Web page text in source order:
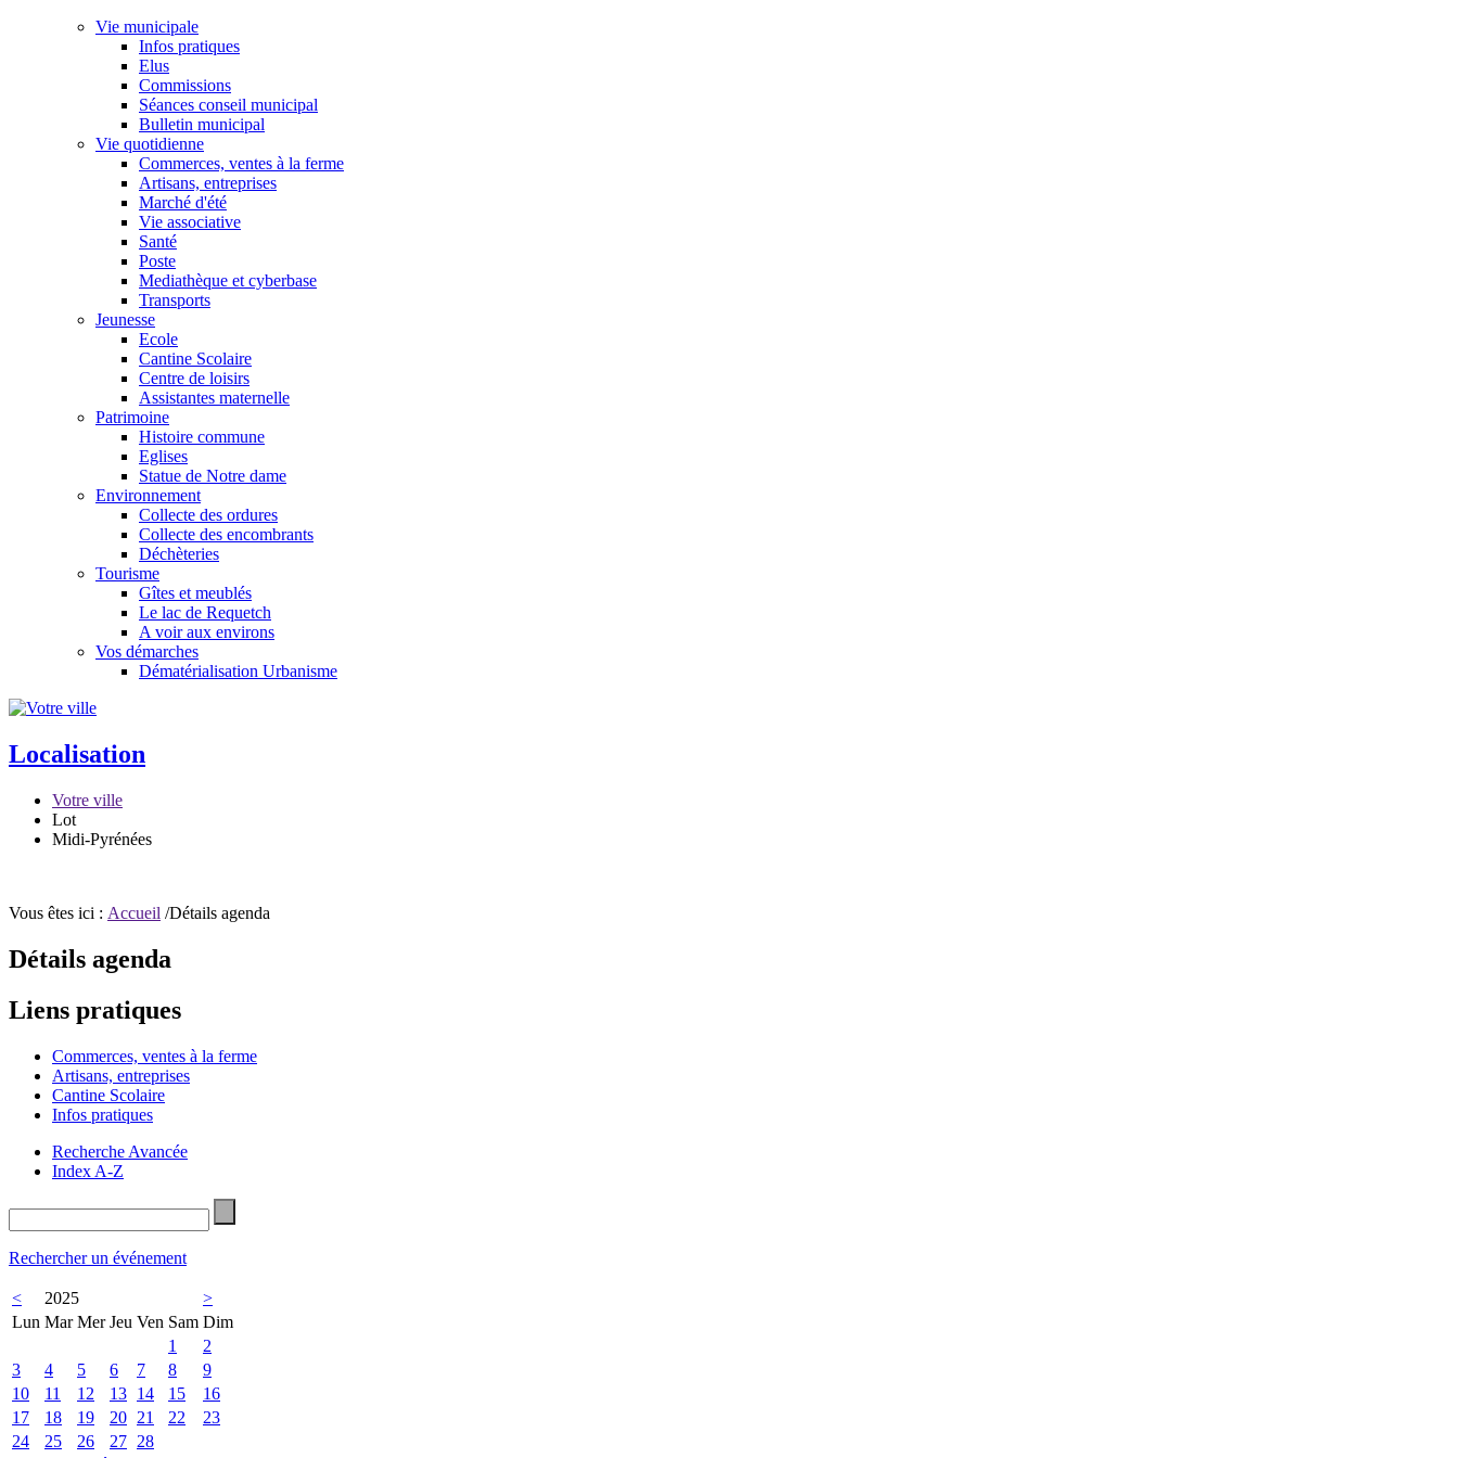
Vie municipale
Infos pratiques
Elus
Commissions
Séances conseil municipal
Bulletin municipal
Vie quotidienne
Commerces, ventes à la ferme
Artisans, entreprises
Marché d'été
Vie associative
Santé
Poste
Mediathèque et cyberbase
Transports
Jeunesse
Ecole
Cantine Scolaire
Centre de loisirs
Assistantes maternelle
Patrimoine
Histoire commune
Eglises
Statue de Notre dame
Environnement
Collecte des ordures
Collecte des encombrants
Déchèteries
Tourisme
Gîtes et meublés
Le lac de Requetch
A voir aux environs
Vos démarches
Dématérialisation Urbanisme
Localisation
Votre ville
Lot
Midi-Pyrénées
Vous êtes ici : Accueil /Détails agenda
Détails agenda
Liens pratiques
Commerces, ventes à la ferme
Artisans, entreprises
Cantine Scolaire
Infos pratiques
Recherche Avancée
Index A-Z
Rechercher un événement
< 2025
>
Lun Mar Mer Jeu Ven Sam Dim
1
2
3
4 5 6 7 8
9
10
11 12 13 14 15
16
17
18 19 20 21 22
23
24
25 26 27 28